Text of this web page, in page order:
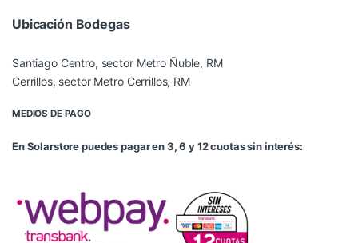
Ubicación Bodegas
Santiago Centro, sector Metro Ñuble, RM
Cerrillos, sector Metro Cerrillos, RM
MEDIOS DE PAGO
En Solarstore puedes pagar en 3, 6 y 12 cuotas sin interés: